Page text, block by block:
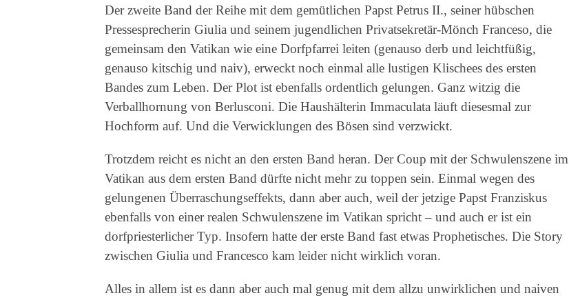
Der zweite Band der Reihe mit dem gemütlichen Papst Petrus II., seiner hübschen
Pressesprecherin Giulia und seinem jugendlichen Privatsekretär-Mönch Franceso, die
gemeinsam den Vatikan wie eine Dorfpfarrei leiten (genauso derb und leichtfüßig,
genauso kitschig und naiv), erweckt noch einmal alle lustigen Klischees des ersten
Bandes zum Leben. Der Plot ist ebenfalls ordentlich gelungen. Ganz witzig die
Verballhornung von Berlusconi. Die Haushälterin Immaculata läuft diesesmal zur
Hochform auf. Und die Verwicklungen des Bösen sind verzwickt.
Trotzdem reicht es nicht an den ersten Band heran. Der Coup mit der Schwulenszene im
Vatikan aus dem ersten Band dürfte nicht mehr zu toppen sein. Einmal wegen des
gelungenen Überraschungseffekts, dann aber auch, weil der jetzige Papst Franziskus
ebenfalls von einer realen Schwulenszene im Vatikan spricht – und auch er ist ein
dorfpriesterlicher Typ. Insofern hatte der erste Band fast etwas Prophetisches. Die Story
zwischen Giulia und Francesco kam leider nicht wirklich voran.
Alles in allem ist es dann aber auch mal genug mit dem allzu unwirklichen und naiven